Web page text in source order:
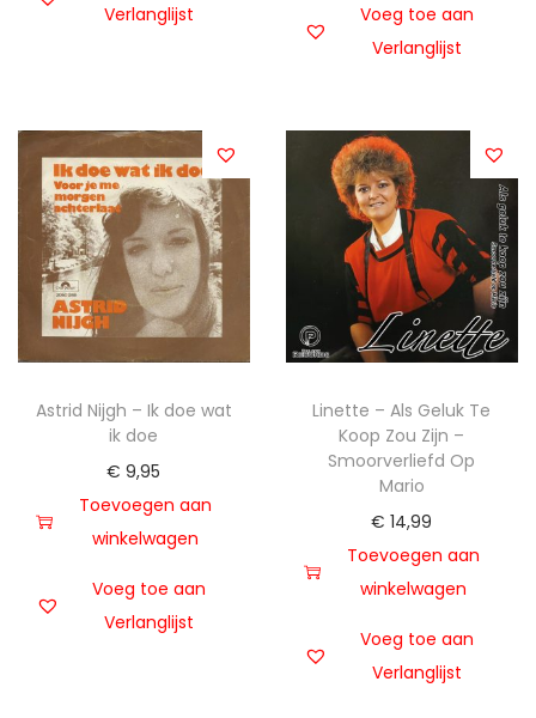
Verlanglijst
Voeg toe aan
Verlanglijst
Astrid Nijgh – Ik doe wat
ik doe
€ 9,95
Toevoegen aan
winkelwagen
Voeg toe aan
Verlanglijst
Linette – Als Geluk Te
Koop Zou Zijn –
Smoorverliefd Op
Mario
€ 14,99
Toevoegen aan
winkelwagen
Voeg toe aan
Verlanglijst